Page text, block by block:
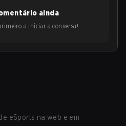
ainda
a iniciar a conversa!
eSports na web e em